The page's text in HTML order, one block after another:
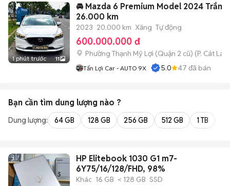
1 phút trước 11
🚘 Mazda 6 Premium Model 2024 Trắng
26.000 km
2023 20.000 km Xăng Tự động
600.000.000 đ
Phường Thạnh Mỹ Lợi (Quận 2 cũ) (P. Cát Lái
Tấn Lợi Car - AUTO 9X 5.0 47 đã bán
Bạn cần tìm dung lượng nào ?
Dung lượng: 64 GB 128 GB 256 GB 512 GB 1 TB
HP Elitebook 1030 G1 m7-
6Y75/16/128/FHD, 98%
Khác 16 GB < 128 GB SSD